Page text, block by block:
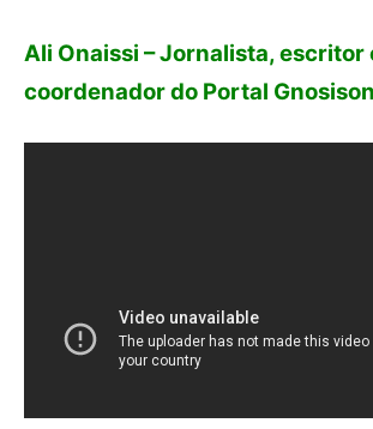
Ali Onaissi – Jornalista, escritor
coordenador do Portal